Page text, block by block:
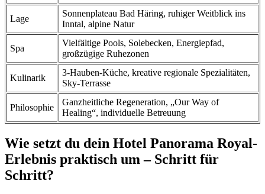
Lage
Sonnenplateau Bad Häring, ruhiger Weitblick ins
Inntal, alpine Natur
Spa
Vielfältige Pools, Solebecken, Energiepfad,
großzügige Ruhezonen
Kulinarik
3-Hauben-Küche, kreative regionale Spezialitäten,
Sky-Terrasse
Philosophie
Ganzheitliche Regeneration, „Our Way of
Healing“, individuelle Betreuung
Wie setzt du dein Hotel Panorama Royal-
Erlebnis praktisch um – Schritt für
Schritt?